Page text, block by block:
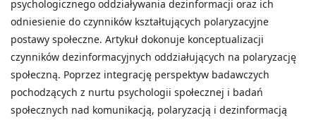
psychologicznego oddziaływania dezinformacji oraz ich
odniesienie do czynników kształtujących polaryzacyjne
postawy społeczne. Artykuł dokonuje konceptualizacji
czynników dezinformacyjnych oddziałujących na polaryzację
społeczną. Poprzez integrację perspektyw badawczych
pochodzących z nurtu psychologii społecznej i badań
społecznych nad komunikacją, polaryzacją i dezinformacją